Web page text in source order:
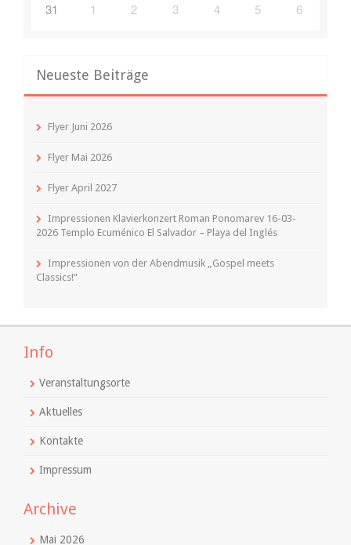
31 1 2 3 4 5 6
Neueste Beiträge
Flyer Juni 2026
Flyer Mai 2026
Flyer April 2027
Impressionen Klavierkonzert Roman Ponomarev 16-03-
2026 Templo Ecuménico El Salvador – Playa del Inglés
Impressionen von der Abendmusik „Gospel meets
Classics!“
Info
Veranstaltungsorte
Aktuelles
Kontakte
Impressum
Archive
Mai 2026